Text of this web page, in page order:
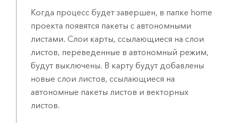
Когда процесс будет завершен, в папке home
проекта появятся пакеты с автономными
листами. Слои карты, ссылающиеся на слои
листов, переведенные в автономный режим,
будут выключены. В карту будут добавлены
новые слои листов, ссылающиеся на
автономные пакеты листов и векторных
листов.